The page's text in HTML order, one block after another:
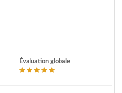
Évaluation globale